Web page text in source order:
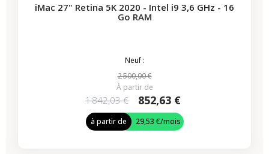
iMac 27" Retina 5K 2020 - Intel i9 3,6 GHz - 16
Go RAM
Neuf :
2 500,00 €
À partir de
1 842,03 € 852,63 €
à partir de 29,53 €/mois